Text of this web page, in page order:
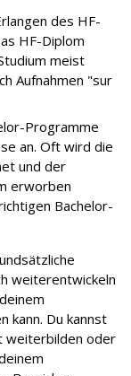
des HF-
HF-Diplom
meist
Aufnahmen "sur
Programme
an. Oft wird die
und der
erworben
Bachelor-
weiterentwickeln
kann. Du kannst
weiterbilden oder